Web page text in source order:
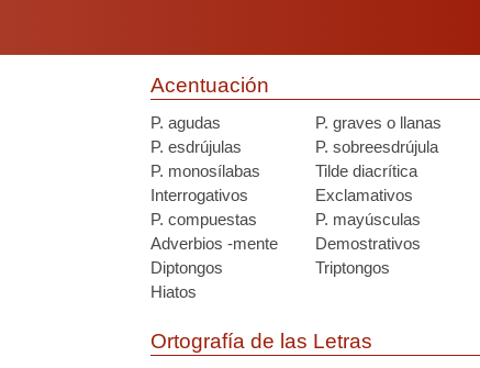
Acentuación
P. agudas
P. graves o llanas
P. esdrújulas
P. sobreesdrújula
P. monosílabas
Tilde diacrítica
Interrogativos
Exclamativos
P. compuestas
P. mayúsculas
Adverbios -mente
Demostrativos
Diptongos
Triptongos
Hiatos
Ortografía de las Letras